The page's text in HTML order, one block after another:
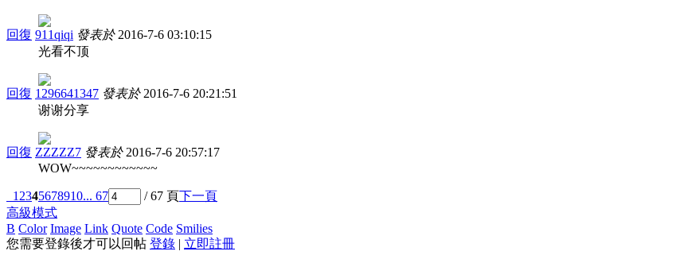
回復 911qiqi 發表於 2016-7-6 03:10:15
光看不顶
回復 1296641347 發表於 2016-7-6 20:21:51
谢谢分享
回復 ZZZZZ7 發表於 2016-7-6 20:57:17
WOW~~~~~~~~~~~~
1 2345678910... 67 / 67 頁下一頁
高級模式
B Color Image Link Quote Code Smilies
您需要登錄後才可以回帖 登錄 | 立即註冊